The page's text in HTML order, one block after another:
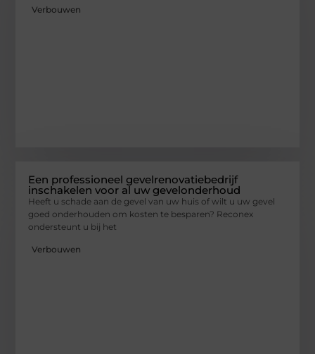
Verbouwen
Een professioneel gevelrenovatiebedrijf
inschakelen voor al uw gevelonderhoud
Heeft u schade aan de gevel van uw huis of wilt u uw gevel
goed onderhouden om kosten te besparen? Reconex
ondersteunt u bij het
Verbouwen